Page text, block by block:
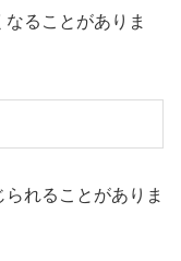
ることがありま
れることがありま